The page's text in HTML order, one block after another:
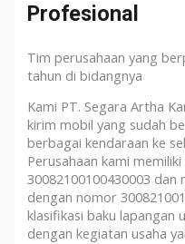
Profesional
Tim perusahaan yang
tahun di bidangnya
Kami PT. Segara Artha
kirim mobil yang sudah
berbagai kendaraan ke
Perusahaan kami
30082100100430003
dengan nomor
klasifikasi baku lapangan
dengan kegiatan usaha